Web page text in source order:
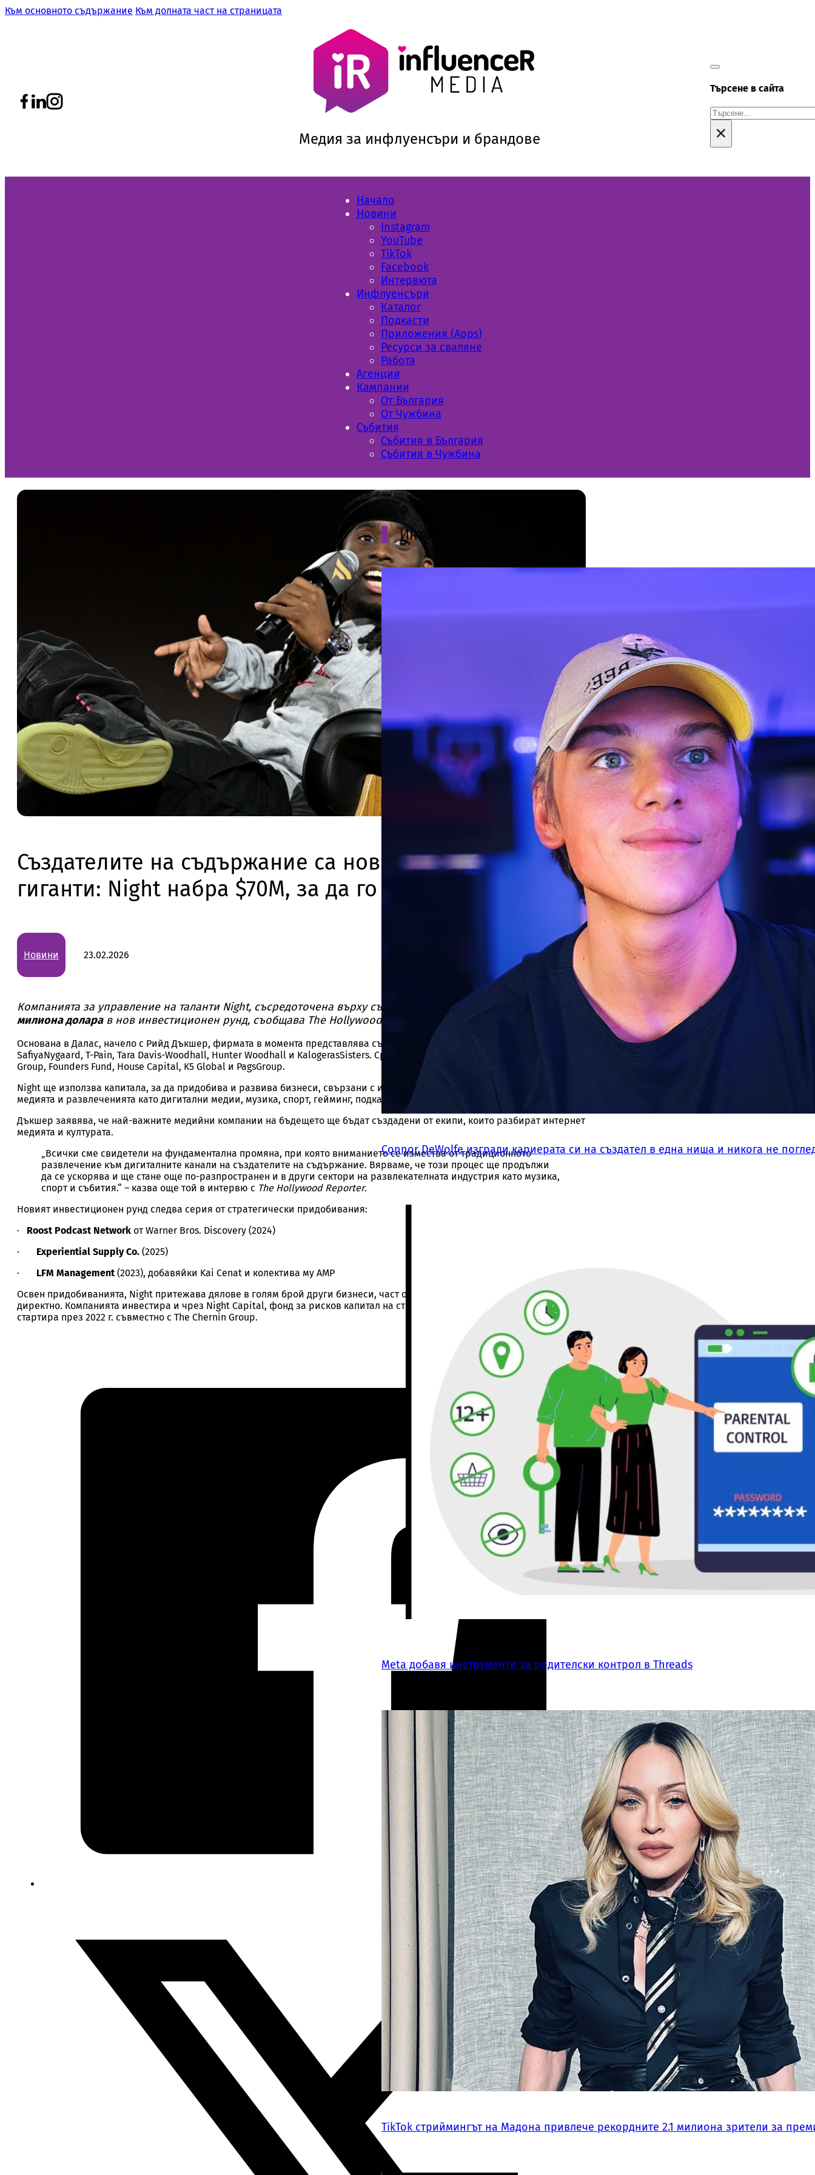
Към основното съдържание Към долната част на страницата
Медия за инфлуенсъри и брандове
Търсене в сайта
Търсене
×
Начало
Новини
Instagram
YouTube
TikTok
Facebook
Интервюта
Инфлуенсъри
Каталог
Подкасти
Приложения (Apps)
Ресурси за сваляне
Работа
Aгенции
Кампании
От България
От Чужбина
Събития
Събития в България
Събития в Чужбина
Създателите на съдържание са новите медийни
гиганти: Night набра $70M, за да го докаже
Новини 23.02.2026
Компанията за управление на таланти Night, съсредоточена върху създатели на съдържание, е събрала
милиона доларав нов инвестиционен рунд, съобщава The Hollywood Reporter.
Основана в Далас, начело с Рийд Дъкшер, фирмата в момента представлява създатели като Kai Cenat, Sam and Colby,
SafiyaNygaard, T-Pain, Tara Davis-Woodhall, Hunter Woodhall и KalogerasSisters. Сред инвеститорите участвали са StepStone
Group, Founders Fund, House Capital, K5 Global и PagsGroup.
Night ще използва капитала, за да придобива и развива бизнеси, свързани с интернет културата във всички сфери на
медията и развлеченията като дигитални медии, музика, спорт, гейминг, подкасти, стрийминг и събития на живо.
Дъкшер заявява, че най-важните медийни компании на бъдещето ще бъдат създадени от екипи, които разбират интернет
медията и културата.
„Всички сме свидетели на фундаментална промяна, при която вниманието се измества от традиционното
развлечение към дигиталните канали на създателите на съдържание. Вярваме, че този процес ще продължи
да се ускорява и ще стане още по-разпространен и в други сектори на развлекателната индустрия като музика,
спорт и събития.“ – казва още той в интервю с The Hollywood Reporter.
Новият инвестиционен рунд следва серия от стратегически придобивания:
· Roost Podcast Network от Warner Bros. Discovery (2024)
· Experiential Supply Co. (2025)
· LFM Management (2023), добавяйки Kai Cenat и колектива му AMP
Освен придобиванията, Night притежава дялове в голям брой други бизнеси, част от които управлява и оперира
директно. Компанията инвестира и чрез Night Capital, фонд за рисков капитал на стойност 100 милиона долара, който
стартира през 2022 г. съвместно с The Chernin Group.
Абонирай се за инфлуенсър
новини
Обещаваме да изпращаме само новини и информация за инфлуенсъри и
Интересно
Connor DeWolfe изгради кариерата си на създател в една ниша и никога не
Meta добавя инструменти за родителски контрол в Threads
TikTok стриймингът на Мадона привлече рекордните 2.1 милиона зрители за